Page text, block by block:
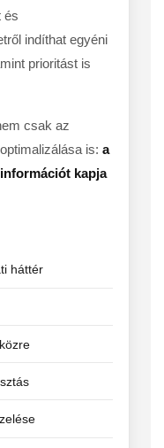
és
indíthat egyéni
prioritást is
csak az
is: a
kapja
háttér